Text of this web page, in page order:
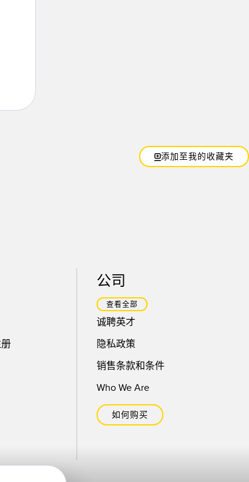
添加至我的收藏夹
公司
查看全部
诚聘英才
隐私政策
销售条款和条件
Who We Are
如何购买